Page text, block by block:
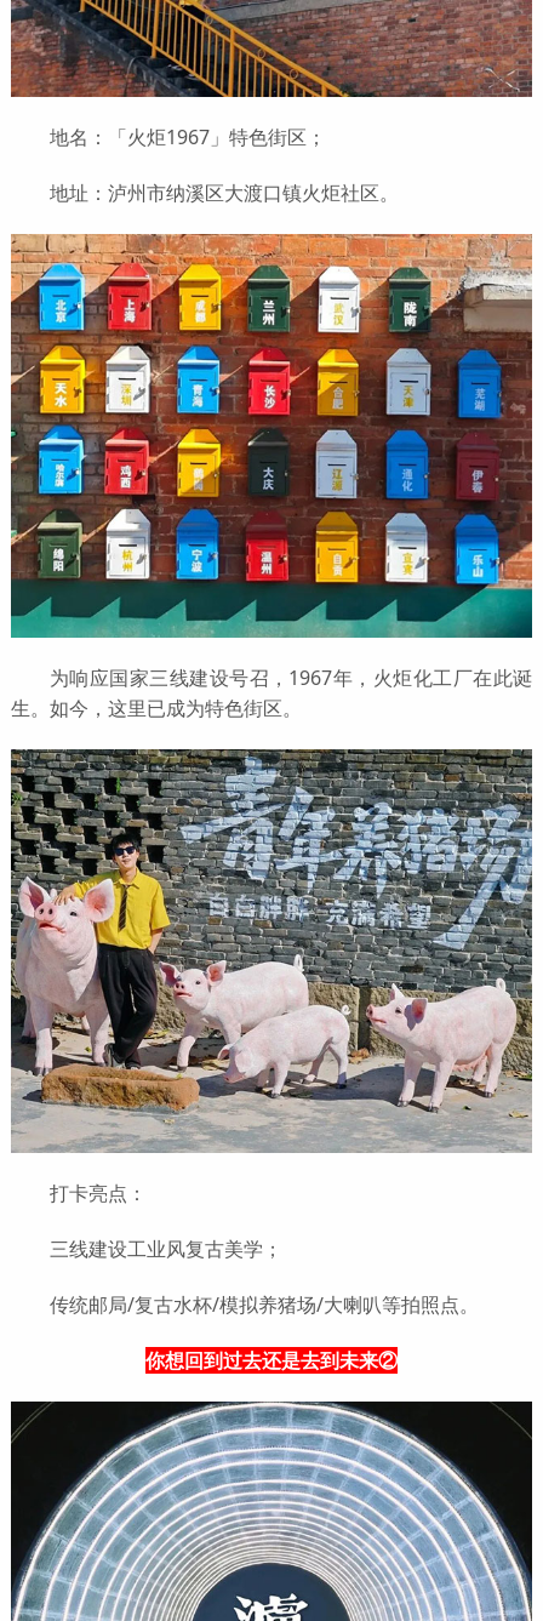
地名：「火炬1967」特色街区；
地址：泸州市纳溪区大渡口镇火炬社区。
为响应国家三线建设号召，1967年，火炬化工厂在此诞
生。如今，这里已成为特色街区。
打卡亮点：
三线建设工业风复古美学；
传统邮局/复古水杯/模拟养猪场/大喇叭等拍照点。
你想回到过去还是去到未来②